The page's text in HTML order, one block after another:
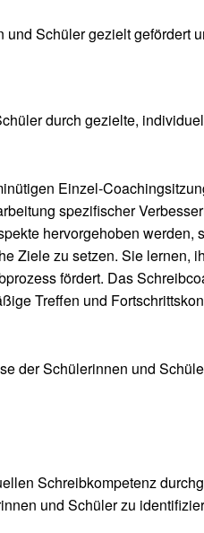
Schüler gezielt gefördert
durch gezielte,
Einzel-
spezifischer
hervorgehoben werden,
Ziele zu setzen. Sie lernen,
fördert. Das
Treffen und
der Schülerinnen und
Schreibkompetenz
und Schüler zu